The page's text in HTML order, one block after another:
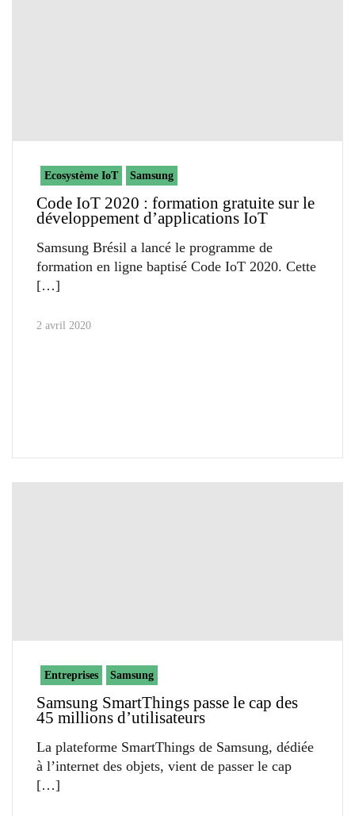
Ecosystème IoT Samsung
Code IoT 2020 : formation gratuite sur le
développement d’applications IoT
Samsung Brésil a lancé le programme de
formation en ligne baptisé Code IoT 2020. Cette
2 avril 2020
Entreprises Samsung
Samsung SmartThings passe le cap des
45 millions d’utilisateurs
La plateforme SmartThings de Samsung, dédiée
à l’internet des objets, vient de passer le cap